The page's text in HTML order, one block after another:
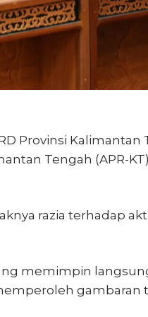
Provinsi
Tengah (APR-
razia terhadap
memimpin
gambaran